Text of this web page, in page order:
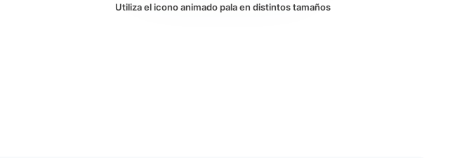
Utiliza el icono animado pala en distintos tamaños